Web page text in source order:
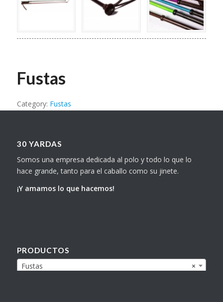
Fustas
Category: Fustas
30 YARDAS
Somos una empresa dedicada al polo y todo lo que lo
hace grande, tanto para el caballo como su jinete.
¡Y amamos lo que hacemos!
PRODUCTOS
×
Fustas